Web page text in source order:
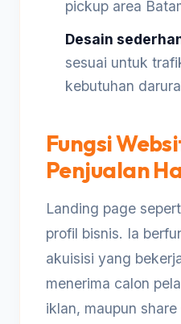
pickup area
Desain
sesuai untuk
kebutuhan
Fungsi
Penjualan
Landing page
profil bisnis. Ia
akuisisi yang
menerima calon
iklan, maupun